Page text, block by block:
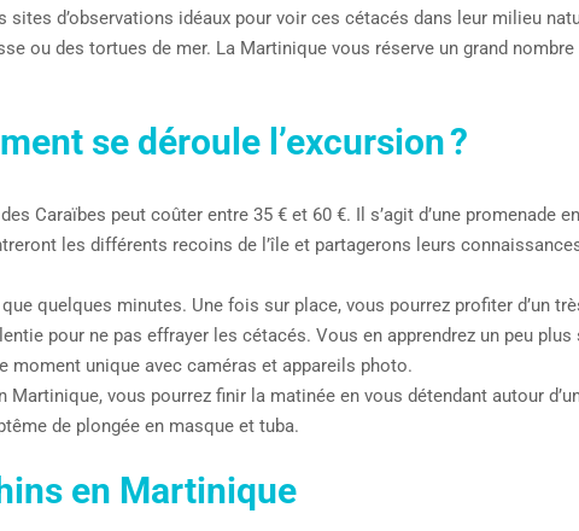
d’observations idéaux pour voir ces cétacés dans leur milieu
ou des tortues de mer. La Martinique vous réserve un grand
se déroule l’excursion ?
Caraïbes peut coûter entre 35 € et 60 €. Il s’agit d’une promenade
les différents recoins de l’île et partagerons leurs
quelques minutes. Une fois sur place, vous pourrez profiter d’un
pour ne pas effrayer les cétacés. Vous en apprendrez un peu
unique avec caméras et appareils photo.
vous pourrez finir la matinée en vous détendant autour
de plongée en masque et tuba.
en Martinique